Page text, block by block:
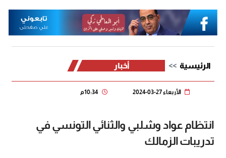
الرئيسية أخبار
الأربعاء 27-03-2024 10:34 م
انتظام عواد وشلبي والثنائي التونسي في
تدريبات الزمالك